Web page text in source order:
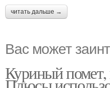
читать дальше →
Вас может
Куриный помет,